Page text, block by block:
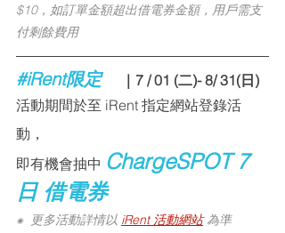
$10，如訂單金額超出借電券金額，用戶需支
付剩餘費用
#iRent限定
｜7 / 01 (二)- 8/ 31(日)
活動期間於至 iRent 指定網站登錄活
動，
即有機會抽中 ChargeSPOT 7
日 借電券
⁕  更多活動詳情以 iRent 活動網站 為準